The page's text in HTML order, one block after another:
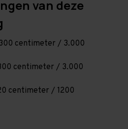
van deze
centimeter / 3.000
centimeter / 3.000
centimeter / 1200